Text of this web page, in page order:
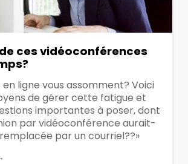
ces vidéoconférences
en ligne vous assomment? Voici
de gérer cette fatigue et
importantes à poser, dont
par vidéoconférence aurait-
par un courriel??»